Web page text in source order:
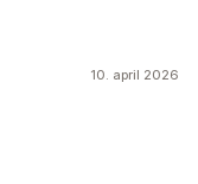
10. april 2026